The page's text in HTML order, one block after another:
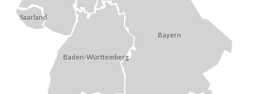
Saarland
Baden-Württemberg
Bayern